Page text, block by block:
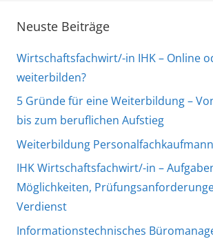
Neuste Beiträge
Wirtschaftsfachwirt/-in IHK – Online
weiterbilden?
5 Gründe für eine Weiterbildung –
bis zum beruflichen Aufstieg
Weiterbildung
IHK Wirtschaftsfachwirt/-in –
Möglichkeiten,
Verdienst
Informationstechnisches